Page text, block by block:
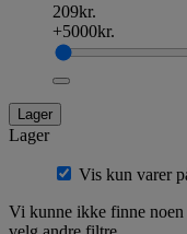
209kr.
+5000kr.
Lager
Lager
Vis kun varer
Vi kunne ikke finne